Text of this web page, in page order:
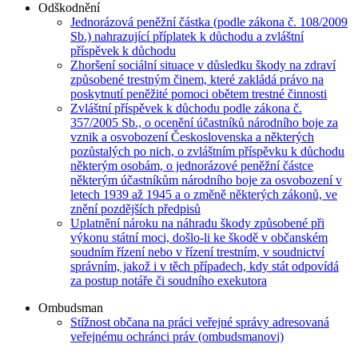
Odškodnění
Jednorázová peněžní částka (podle zákona č. 108/2009
Sb.) nahrazující příplatek k důchodu a zvláštní
příspěvek k důchodu
Zhoršení sociální situace v důsledku škody na zdraví
způsobené trestným činem, které zakládá právo na
poskytnutí peněžité pomoci obětem trestné činnosti
Zvláštní příspěvek k důchodu podle zákona č.
357/2005 Sb., o ocenění účastníků národního boje za
vznik a osvobození Československa a některých
pozůstalých po nich, o zvláštním příspěvku k důchodu
některým osobám, o jednorázové peněžní částce
některým účastníkům národního boje za osvobození v
letech 1939 až 1945 a o změně některých zákonů, ve
znění pozdějších předpisů
Uplatnění nároku na náhradu škody způsobené při
výkonu státní moci, došlo-li ke škodě v občanském
soudním řízení nebo v řízení trestním, v soudnictví
správním, jakož i v těch případech, kdy stát odpovídá
za postup notáře či soudního exekutora
Ombudsman
Stížnost občana na práci veřejné správy adresovaná
veřejnému ochránci práv (ombudsmanovi)